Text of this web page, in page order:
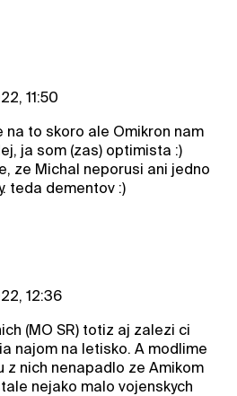
11:50
na to skoro ale Omikron nam
ja som (zas) optimista :)
ze Michal neporusi ani jedno
teda dementov :)
12:36
(MO SR) totiz aj zalezi ci
najom na letisko. A modlime
z nich nenapadlo ze Amikom
nejako malo vojenskych